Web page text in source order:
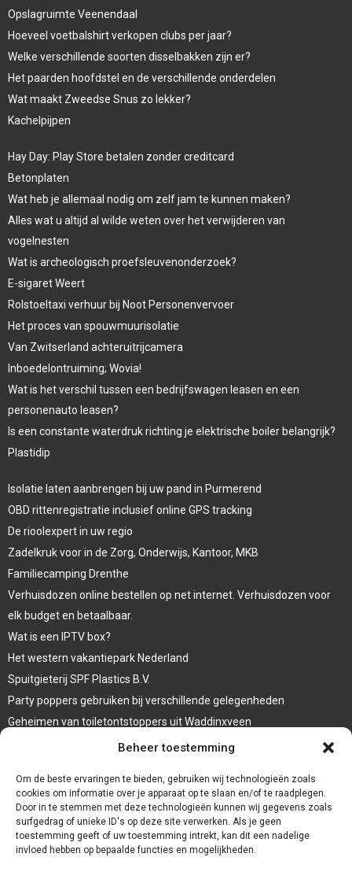
Beheer toestemming
Om de beste ervaringen te bieden, gebruiken wij technologieën zoals
cookies om informatie over je apparaat op te slaan en/of te raadplegen.
Door in te stemmen met deze technologieën kunnen wij gegevens zoals
surfgedrag of unieke ID's op deze site verwerken. Als je geen
toestemming geeft of uw toestemming intrekt, kan dit een nadelige
invloed hebben op bepaalde functies en mogelijkheden.
Opslagruimte Veenendaal
Hoeveel voetbalshirt verkopen clubs per jaar?
Welke verschillende soorten disselbakken zijn er?
Het paarden hoofdstel en de verschillende onderdelen
Wat maakt Zweedse Snus zo lekker?
Kachelpijpen
Hay Day: Play Store betalen zonder creditcard
Betonplaten
Wat heb je allemaal nodig om zelf jam te kunnen maken?
Alles wat u altijd al wilde weten over het verwijderen van
vogelnesten
Wat is archeologisch proefsleuvenonderzoek?
E-sigaret Weert
Rolstoeltaxi verhuur bij Noot Personenvervoer
Het proces van spouwmuurisolatie
Van Zwitserland achteruitrijcamera
Inboedelontruiming; Wovia!
Wat is het verschil tussen een bedrijfswagen leasen en een
personenauto leasen?
Is een constante waterdruk richting je elektrische boiler belangrijk?
Plastidip
Isolatie laten aanbrengen bij uw pand in Purmerend
OBD rittenregistratie inclusief online GPS tracking
De rioolexpert in uw regio
Zadelkruk voor in de Zorg, Onderwijs, Kantoor, MKB
Familiecamping Drenthe
Verhuisdozen online bestellen op net internet. Verhuisdozen voor
elk budget en betaalbaar.
Wat is een IPTV box?
Het western vakantiepark Nederland
Spuitgieterij SPF Plastics B.V.
Party poppers gebruiken bij verschillende gelegenheden
Geheimen van toiletontstoppers uit Waddinxveen
Vormen van terrasaankleding